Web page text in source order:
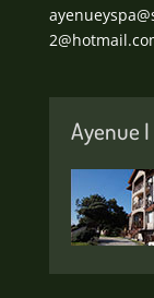
Ayenue I